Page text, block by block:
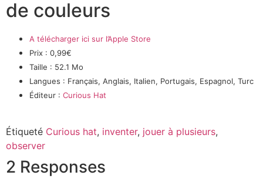
de couleurs
A télécharger ici sur l’Apple Store
Prix : 0,99€
Taille : 52.1 Mo
Langues : Français, Anglais, Italien, Portugais, Espagnol, Turc
Éditeur : Curious Hat
Étiqueté Curious hat, inventer, jouer à plusieurs,
observer
2 Responses